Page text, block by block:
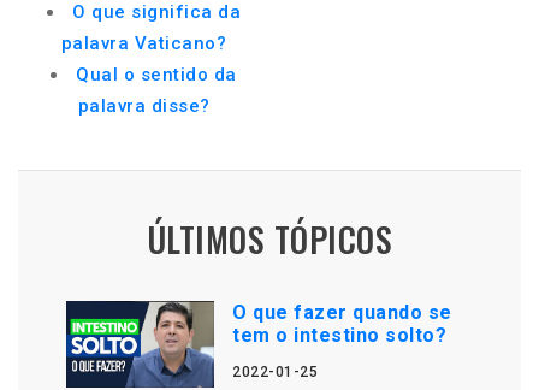
O que significa da
palavra Vaticano?
Qual o sentido da
palavra disse?
ÚLTIMOS TÓPICOS
O que fazer quando se
tem o intestino solto?
2022-01-25